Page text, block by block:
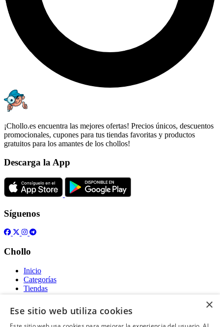
¡Chollo.es encuentra las mejores ofertas! Precios únicos, descuentos
promocionales, cupones para tus tiendas favoritas y productos
gratuitos para los amantes de los chollos!
Descarga la App
Síguenos
Chollo
Inicio
Categorías
Tiendas
Gratis
Acerca de
×
Ese sitio web utiliza cookies